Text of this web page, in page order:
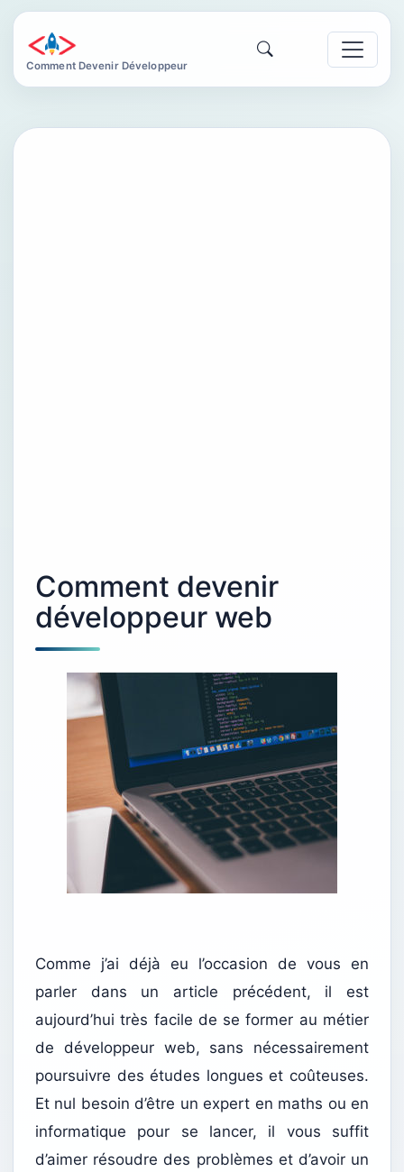
Comment Devenir Développeur
Comment devenir
développeur web
Comme j’ai déjà eu l’occasion de vous en
parler dans un article précédent, il est
aujourd’hui très facile de se former au métier
de développeur web, sans nécessairement
poursuivre des études longues et coûteuses.
Et nul besoin d’être un expert en maths ou en
informatique pour se lancer, il vous suffit
d’aimer résoudre des problèmes et d’avoir un